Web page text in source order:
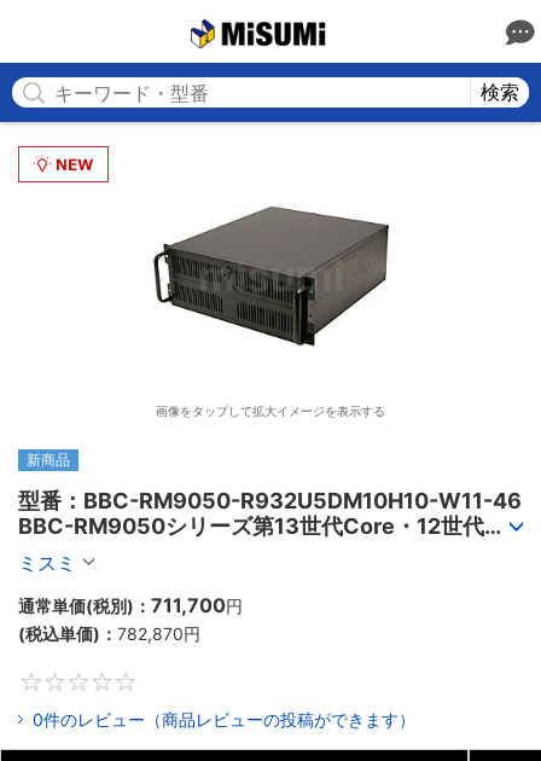
検索
画像をタップして拡大イメージを表示する
新商品
型番：BBC-RM9050-R932U5DM10H10-W11-46
BBC-RM9050シリーズ第13世代Core・12世代
Celeron対応ラックマウント3PCIe
ミスミ
通常単価(税別)： 711,700円
(税込単価)： 782,870円
0件のレビュー（商品レビューの投稿ができます）